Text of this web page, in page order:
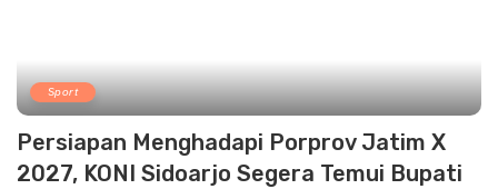
Sport
Persiapan Menghadapi Porprov Jatim X
2027, KONI Sidoarjo Segera Temui Bupati